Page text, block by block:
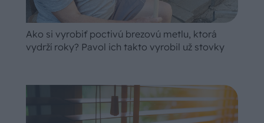
Ako si vyrobiť poctivú brezovú metlu, ktorá
vydrží roky? Pavol ich takto vyrobil už stovky